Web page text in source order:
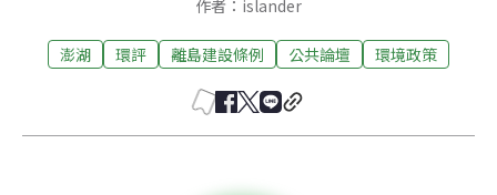
作者：islander
澎湖 環評 離島建設條例 公共論壇 環境政策